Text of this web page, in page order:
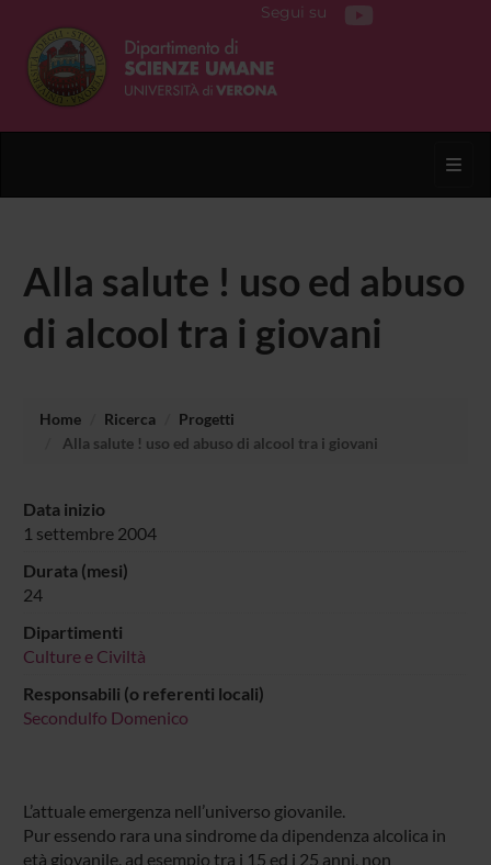
Segui su
Alla salute ! uso ed abuso
di alcool tra i giovani
Home Ricerca
Progetti
Alla salute ! uso ed abuso di alcool tra i giovani
Data inizio
1 settembre 2004
Durata (mesi)
24
Dipartimenti
Culture e Civiltà
Responsabili (o referenti locali)
Secondulfo Domenico
L’attuale emergenza nell’universo giovanile.
Pur essendo rara una sindrome da dipendenza alcolica in
età giovanile, ad esempio tra i 15 ed i 25 anni, non